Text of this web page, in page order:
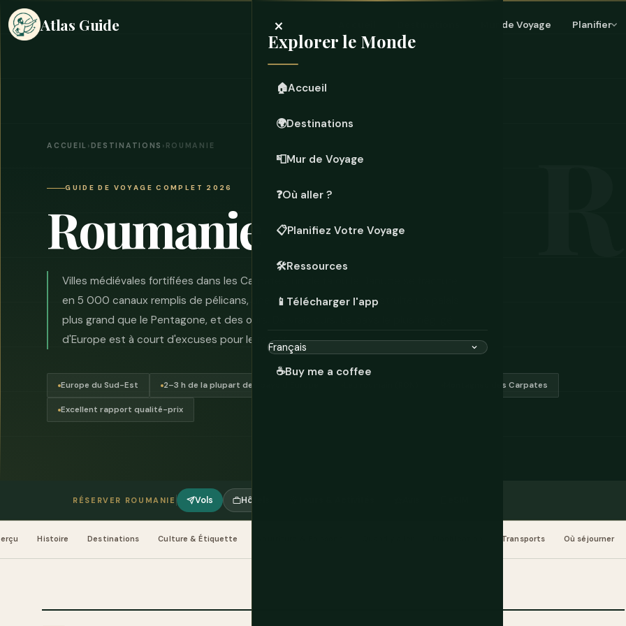
Atlas Guide Mur de Voyage Planifier
×
Explorer le Monde
🏠Accueil
🌍Destinations
📮Mur de Voyage
❓Où aller ?
📋Planifiez Votre Voyage
🛠️Ressources
📱 Télécharger l'app
☕Buy me a coffee
ACCUEIL ›DESTINATIONS › ROUMANIE
GUIDE DE VOYAGE COMPLET 2026
Roumanie
Villes médiévales fortifiées dans les Carpates, un delta où le Danube se fracture
en 5 000 canaux remplis de pélicans, une capitale qui s'est construite un palais
plus grand que le Pentagone, et des ours. De vrais ours. Le pays le plus négligé
d'Europe est à court d'excuses pour le rester.
Europe du Sud-Est 2–3 h de la plupart des pays d'Europe Montagnes des Carpates
Excellent rapport qualité-prix
RÉSERVER ROUMANIE Vols Hôtels
Histoire Destinations Culture & Étiquette Transports Où séjourner